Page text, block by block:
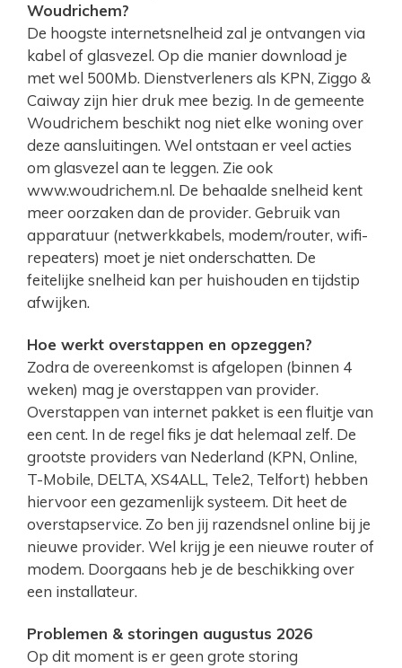
Woudrichem?
De hoogste internetsnelheid zal je ontvangen via
kabel of glasvezel. Op die manier download je
met wel 500Mb. Dienstverleners als KPN, Ziggo &
Caiway zijn hier druk mee bezig. In de gemeente
Woudrichem beschikt nog niet elke woning over
deze aansluitingen. Wel ontstaan er veel acties
om glasvezel aan te leggen. Zie ook
www.woudrichem.nl. De behaalde snelheid kent
meer oorzaken dan de provider. Gebruik van
apparatuur (netwerkkabels, modem/router, wifi-
repeaters) moet je niet onderschatten. De
feitelijke snelheid kan per huishouden en tijdstip
afwijken.
Hoe werkt overstappen en opzeggen?
Zodra de overeenkomst is afgelopen (binnen 4
weken) mag je overstappen van provider.
Overstappen van internet pakket is een fluitje van
een cent. In de regel fiks je dat helemaal zelf. De
grootste providers van Nederland (KPN, Online,
T-Mobile, DELTA, XS4ALL, Tele2, Telfort) hebben
hiervoor een gezamenlijk systeem. Dit heet de
overstapservice. Zo ben jij razendsnel online bij je
nieuwe provider. Wel krijg je een nieuwe router of
modem. Doorgaans heb je de beschikking over
een installateur.
Problemen & storingen augustus 2026
Op dit moment is er geen grote storing